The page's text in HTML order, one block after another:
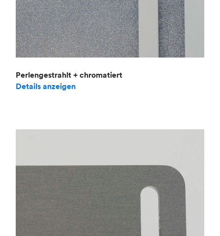
Perlengestrahlt + chromatiert
Details anzeigen